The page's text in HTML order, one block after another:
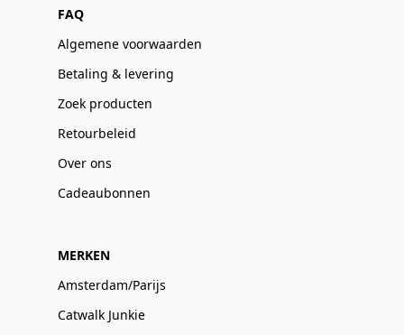
FAQ
Algemene voorwaarden
Betaling & levering
Zoek producten
Retourbeleid
Over ons
Cadeaubonnen
MERKEN
Amsterdam/Parijs
Catwalk Junkie